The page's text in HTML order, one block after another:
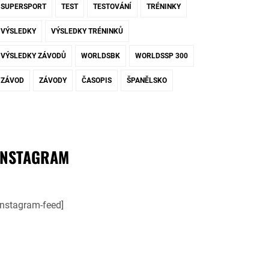
SUPERSPORT TEST TESTOVÁNÍ TRÉNINKY
VÝSLEDKY VÝSLEDKY TRÉNINKŮ
VÝSLEDKY ZÁVODŮ WORLDSBK WORLDSSP 300
ZÁVOD ZÁVODY ČASOPIS ŠPANĚLSKO
feed]